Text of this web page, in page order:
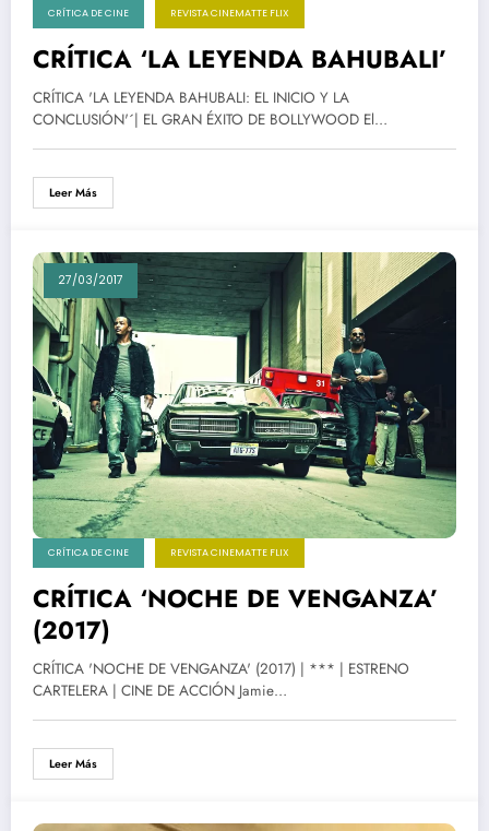
CRÍTICA DE CINE REVISTA CINEMATTE FLIX
CRÍTICA ‘LA LEYENDA BAHUBALI’
CRÍTICA 'LA LEYENDA BAHUBALI: EL INICIO Y LA
CONCLUSIÓN'´| EL GRAN ÉXITO DE BOLLYWOOD El…
Leer Más
27/03/2017
CRÍTICA DE CINE REVISTA CINEMATTE FLIX
CRÍTICA ‘NOCHE DE VENGANZA’
(2017)
CRÍTICA 'NOCHE DE VENGANZA' (2017) | *** | ESTRENO
CARTELERA | CINE DE ACCIÓN Jamie…
Leer Más